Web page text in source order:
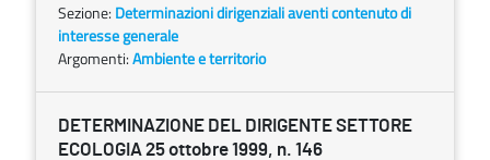
Sezione: Determinazioni dirigenziali aventi contenuto di
interesse generale
Argomenti:Ambiente e territorio
DETERMINAZIONE DEL DIRIGENTE SETTORE
ECOLOGIA 25 ottobre 1999, n. 146